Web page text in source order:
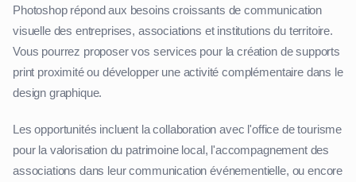
Photoshop répond aux besoins croissants de communication
visuelle des entreprises, associations et institutions du territoire.
Vous pourrez proposer vos services pour la création de supports
print proximité ou développer une activité complémentaire dans le
design graphique.
Les opportunités incluent la collaboration avec l'office de tourisme
pour la valorisation du patrimoine local, l'accompagnement des
associations dans leur communication événementielle, ou encore